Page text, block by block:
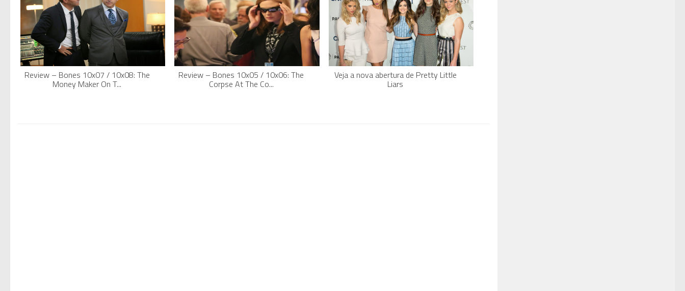
Review – Bones 10x07 / 10x08: The
Money Maker On T...
Review – Bones 10x05 / 10x06: The
Corpse At The Co...
Veja a nova abertura de Pretty Little
Liars